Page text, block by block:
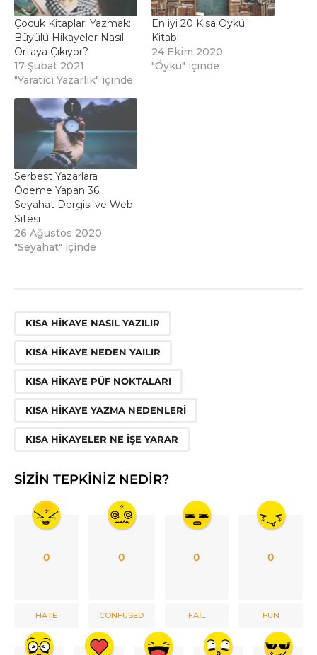
Çocuk Kitapları Yazmak:
Büyülü Hikayeler Nasıl
Ortaya Çıkıyor?
17 Şubat 2021
"Yaratıcı Yazarlık" içinde
En iyi 20 Kısa Öykü
Kitabı
24 Ekim 2020
"Öykü" içinde
Serbest Yazarlara
Ödeme Yapan 36
Seyahat Dergisi ve Web
Sitesi
26 Ağustos 2020
"Seyahat" içinde
KISA HIKAYE NASIL YAZILIR
KISA HIKAYE NEDEN YAILIR
KISA HIKAYE PÜF NOKTALARI
KISA HIKAYE YAZMA NEDENLERI
KISA HIKAYELER NE IŞE YARAR
SIZIN TEPKINIZ NEDIR?
0
HATE
0
CONFUSED
0
FAIL
0
FUN